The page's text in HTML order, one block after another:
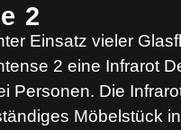
2
Einsatz vieler
2 eine Infrarot
Personen. Die
Möbelstück